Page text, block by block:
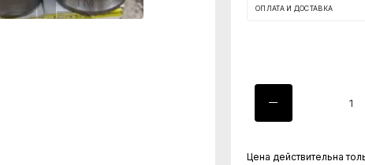
ОПЛАТА И ДОСТАВКА
Цена действительна